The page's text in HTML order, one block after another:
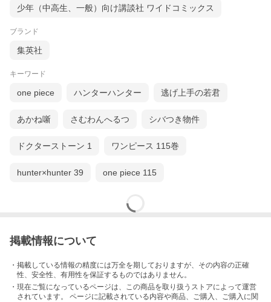
少年（中高生、一般）向け講談社 ワイドコミックス
ブランド
集英社
キーワード
one piece ハンターハンター 逃げ上手の若君
あかね噺 さむわんへるつ シバつき物件
ドクターストーン 1 ワンピース 115巻
hunter×hunter 39 one piece 115
掲載情報について
・掲載している情報の精度には万全を期しておりますが、その内容の正確
性、安全性、有用性を保証するものではありません。
・現在ご覧になっているページは、この商品を取り扱うストアによって運営
されています。 ページに記載されている内容や商品、ご購入 、ご購入に関